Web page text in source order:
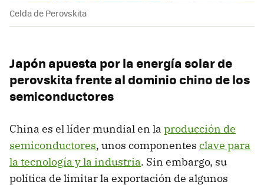
Celda de Perovskita
Japón apuesta por la energía solar de
perovskita frente al dominio chino de los
semiconductores
China es el líder mundial en la producción de
semiconductores, unos componentes clave para
la tecnología y la industria. Sin embargo, su
política de limitar la exportación de algunos